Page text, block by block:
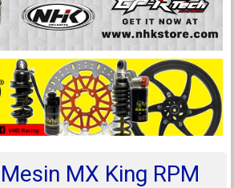
MX King RPM